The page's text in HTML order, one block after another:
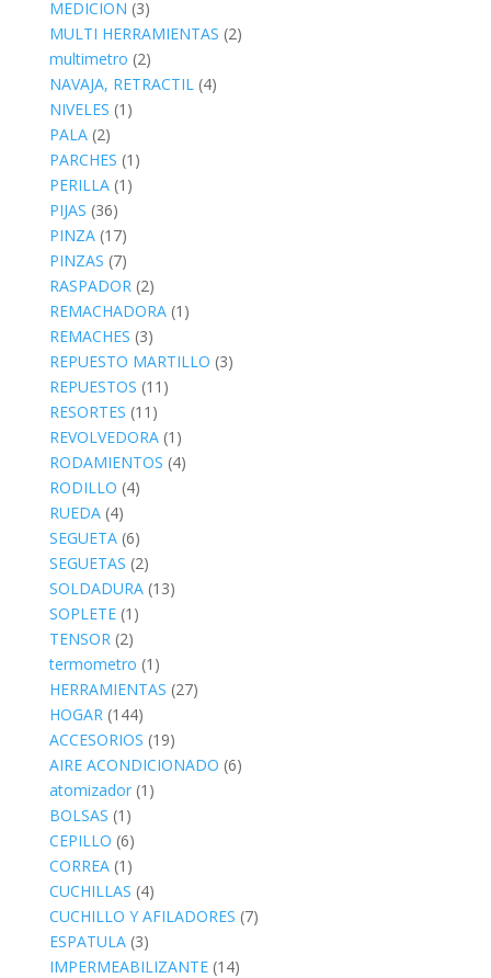
MEDICION (3)
MULTI HERRAMIENTAS (2)
multimetro (2)
NAVAJA, RETRACTIL (4)
NIVELES (1)
PALA (2)
PARCHES (1)
PERILLA (1)
PIJAS (36)
PINZA (17)
PINZAS (7)
RASPADOR (2)
REMACHADORA (1)
REMACHES (3)
REPUESTO MARTILLO (3)
REPUESTOS (11)
RESORTES (11)
REVOLVEDORA (1)
RODAMIENTOS (4)
RODILLO (4)
RUEDA (4)
SEGUETA (6)
SEGUETAS (2)
SOLDADURA (13)
SOPLETE (1)
TENSOR (2)
termometro (1)
HERRAMIENTAS (27)
HOGAR (144)
ACCESORIOS (19)
AIRE ACONDICIONADO (6)
atomizador (1)
BOLSAS (1)
CEPILLO (6)
CORREA (1)
CUCHILLAS (4)
CUCHILLO Y AFILADORES (7)
ESPATULA (3)
IMPERMEABILIZANTE (14)